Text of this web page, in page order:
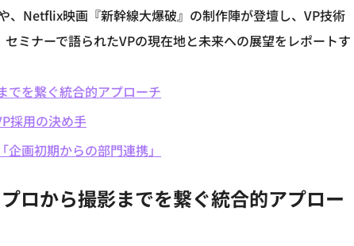
、Netflix映画『新幹線大爆破』の制作陣が登壇し、VP技術
ミナーで語られたVPの現在地と未来への展望をレポートす
でを繋ぐ統合的アプローチ
採用の決め手
画初期からの部門連携」
ロから撮影までを繋ぐ統合的アプロー